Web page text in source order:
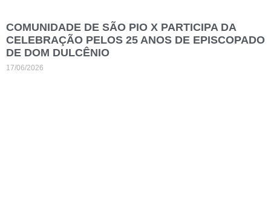
COMUNIDADE DE SÃO PIO X PARTICIPA DA
CELEBRAÇÃO PELOS 25 ANOS DE EPISCOPADO
DE DOM DULCÊNIO
17/06/2026